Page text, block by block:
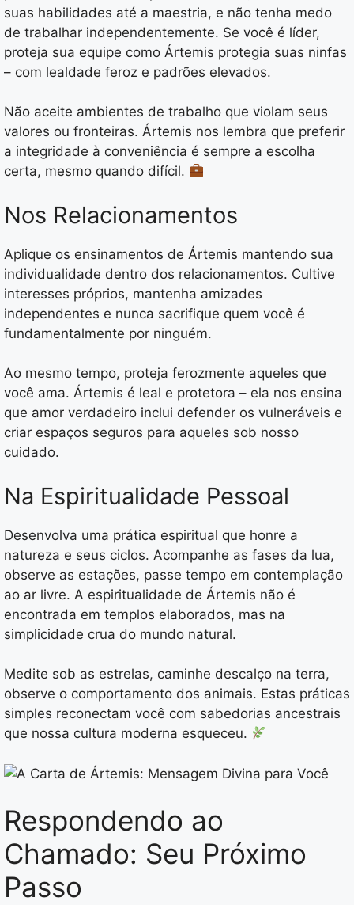
suas habilidades até a maestria, e não tenha medo
de trabalhar independentemente. Se você é líder,
proteja sua equipe como Ártemis protegia suas ninfas
– com lealdade feroz e padrões elevados.
Não aceite ambientes de trabalho que violam seus
valores ou fronteiras. Ártemis nos lembra que preferir
a integridade à conveniência é sempre a escolha
certa, mesmo quando difícil.
Nos Relacionamentos
Aplique os ensinamentos de Ártemis mantendo sua
individualidade dentro dos relacionamentos. Cultive
interesses próprios, mantenha amizades
independentes e nunca sacrifique quem você é
fundamentalmente por ninguém.
Ao mesmo tempo, proteja ferozmente aqueles que
você ama. Ártemis é leal e protetora – ela nos ensina
que amor verdadeiro inclui defender os vulneráveis e
criar espaços seguros para aqueles sob nosso
cuidado.
Na Espiritualidade Pessoal
Desenvolva uma prática espiritual que honre a
natureza e seus ciclos. Acompanhe as fases da lua,
observe as estações, passe tempo em contemplação
ao ar livre. A espiritualidade de Ártemis não é
encontrada em templos elaborados, mas na
simplicidade crua do mundo natural.
Medite sob as estrelas, caminhe descalço na terra,
observe o comportamento dos animais. Estas práticas
simples reconectam você com sabedorias ancestrais
que nossa cultura moderna esqueceu.
Respondendo ao
Chamado: Seu Próximo
Passo